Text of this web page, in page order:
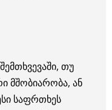
თუ
მშობიარობა, ან
საფრთხეს